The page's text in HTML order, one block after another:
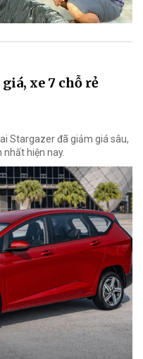
xe 7 chỗ rẻ
Stargazer đã giảm giá sâu,
hiện nay.